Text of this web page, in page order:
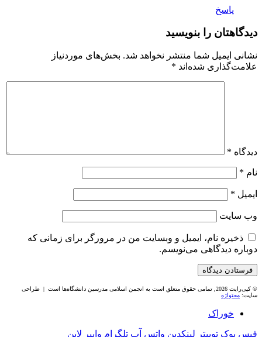
پاسخ
دیدگاهتان را بنویسید
نشانی ایمیل شما منتشر نخواهد شد. بخش‌های موردنیاز
علامت‌گذاری شده‌اند *
دیدگاه *
نام *
ایمیل *
وب‌ سایت
ذخیره نام، ایمیل و وبسایت من در مرورگر برای زمانی که
دوباره دیدگاهی می‌نویسم.
© کپی‌رایت 2026, تمامی حقوق متعلق است به انجمن اسلامی مدرسین دانشگاه‌ها است | طراحی
سایت: محتواژه
خوراک
فیس بوک توییتر لینکدین واتس آپ تلگرام وایبر لاین